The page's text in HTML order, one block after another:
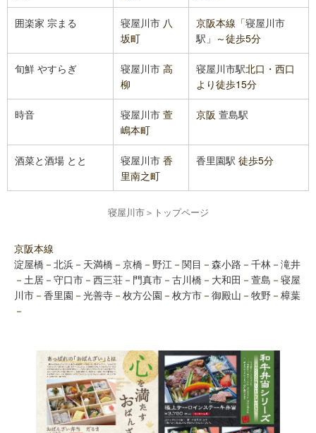
囲楽家 宗まる 寝屋川市 八
坂町
京阪本線「寝屋川市
駅 」～徒歩5分
旬鮮 やすらぎ 寝屋川市 高
柳
寝屋川市駅北口・西口
より徒歩15分
時音 寝屋川市 萱
嶋本町
京阪 萱島駅
酒菜と酒場 とと 寝屋川市 香
里南之町
香里園駅 徒歩5分
寝屋川市＞ トップページ
京阪本線
淀屋橋 － 北浜 － 天満橋 － 京橋 － 野江 － 関目 － 森小路 － 千林 － 滝井
－ 土居 － 守口市 － 西三荘 － 門真市 － 古川橋 － 大和田 － 萱島 － 寝屋
川市 － 香里園 － 光善寺 － 枚方公園 － 枚方市 － 御殿山 － 牧野 － 樟葉
－